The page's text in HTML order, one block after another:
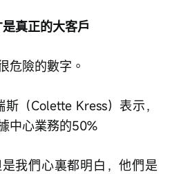
真正的大客戶
危險的數字。
（Colette Kress）表示，
中心業務的50%
我們心裏都明白，他們是